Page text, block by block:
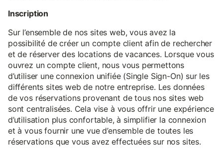
Inscription
Sur l’ensemble de nos sites web, vous avez la
possibilité de créer un compte client afin de rechercher
et de réserver des locations de vacances. Lorsque vous
ouvrez un compte client, nous vous permettons
d’utiliser une connexion unifiée (Single Sign-On) sur les
différents sites web de notre entreprise. Les données
de vos réservations provenant de tous nos sites web
sont centralisées. Cela vise à vous offrir une expérience
d’utilisation plus confortable, à simplifier la connexion
et à vous fournir une vue d’ensemble de toutes les
réservations que vous avez effectuées sur nos sites.